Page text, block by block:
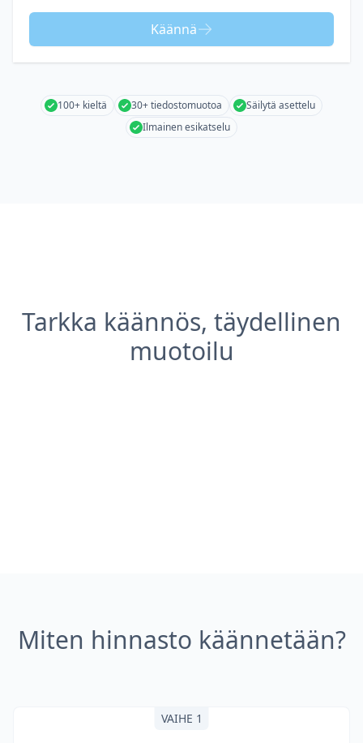
Käännä
100+ kieltä 30+ tiedostomuotoa
Säilytä asettelu
Ilmainen esikatselu
Tarkka käännös, täydellinen
muotoilu
Miten hinnasto käännetään?
VAIHE 1